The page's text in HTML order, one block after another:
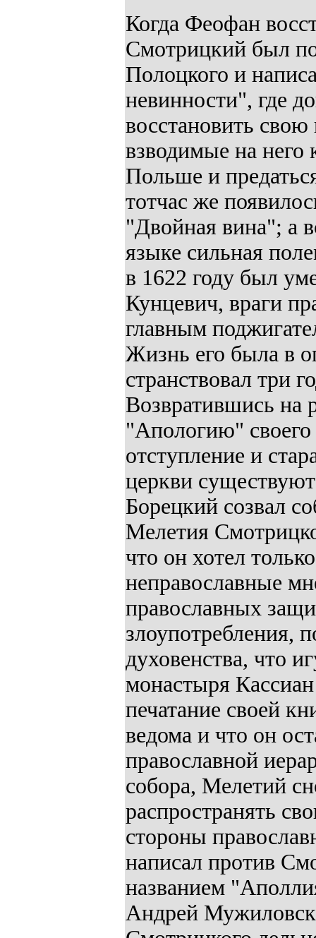
Когда Феофан
Смотрицкий был
Полоцкого и
невинности", где
восстановить
взводимые на него
Польше и
тотчас же
"Двойная вина"; а
языке сильная
в 1622 году был
Кунцевич, враги
главным
Жизнь его была в
странствовал три
Возвратившись на
"Апологию" своего
отступление и
церкви
Борецкий созвал
Мелетия
что он хотел
неправославные
православных
злоупотребления,
духовенства, что
монастыря
печатание своей
ведома и что он
православной
собора, Мелетий
распространять
стороны
написал против
названием
Андрей